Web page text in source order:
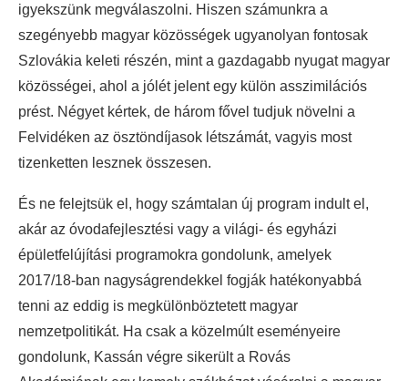
igyekszünk megválaszolni. Hiszen számunkra a
szegényebb magyar közösségek ugyanolyan fontosak
Szlovákia keleti részén, mint a gazdagabb nyugat magyar
közösségei, ahol a jólét jelent egy külön asszimilációs
prést. Négyet kértek, de három fővel tudjuk növelni a
Felvidéken az ösztöndíjasok létszámát, vagyis most
tizenketten lesznek összesen.
És ne felejtsük el, hogy számtalan új program indult el,
akár az óvodafejlesztési vagy a világi- és egyházi
épületfelújítási programokra gondolunk, amelyek
2017/18-ban nagyságrendekkel fogják hatékonyabbá
tenni az eddig is megkülönböztetett magyar
nemzetpolitikát. Ha csak a közelmúlt eseményeire
gondolunk, Kassán végre sikerült a Rovás